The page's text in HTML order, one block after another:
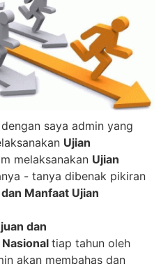
saya admin yang
Ujian
melaksanakan Ujian
- tanya dibenak pikiran
Manfaat Ujian
dan
Nasional tiap tahun oleh
akan membahas dan